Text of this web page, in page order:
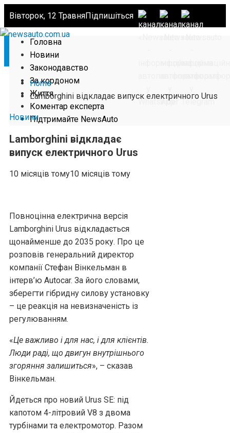
Вівторок, 12 ТравняПідпишіться
Головна
Новини
Законодавство
За кордоном
Життя
Коментар експерта
Підтримайте NewsAuto
Home
Lamborghini відкладає випуск електричного Urus
Новини
Lamborghini відкладає
випуск електричного Urus
10 місяців тому10 місяців тому
Повноцінна електрична версія
Lamborghini Urus відкладається
щонайменше до 2035 року. Про це
розповів генеральний директор
компанії Стефан Вінкельман в
інтерв’ю Autocar. За його словами,
зберегти гібридну силову установку
– це реакція на невизначеність із
регулюванням.
«Це важливо і для нас, і для клієнтів.
Люди раді, що двигун внутрішнього
згоряння залишиться», – сказав
Вінкельман.
Йдеться про новий Urus SE: під
капотом 4-літровий V8 з двома
турбінами та електромотор. Разом